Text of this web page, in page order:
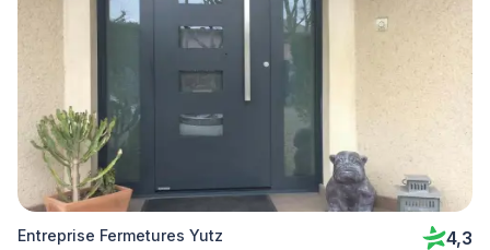
Entreprise Fermetures Yutz 4,3